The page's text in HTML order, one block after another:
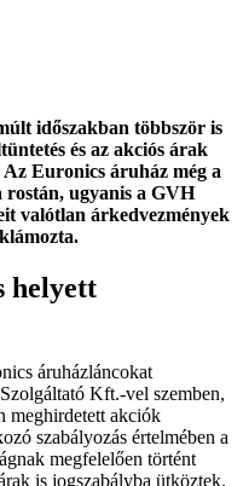
időszakban többször is
és az akciós árak
Euronics áruház még a
rostán, ugyanis a GVH
valótlan árkedvezmények
helyett
áruházláncokat
Kft.-vel szemben,
meghirdetett akciók
szabályozás értelmében a
megfelelően történt
is jogszabályba ütköztek.